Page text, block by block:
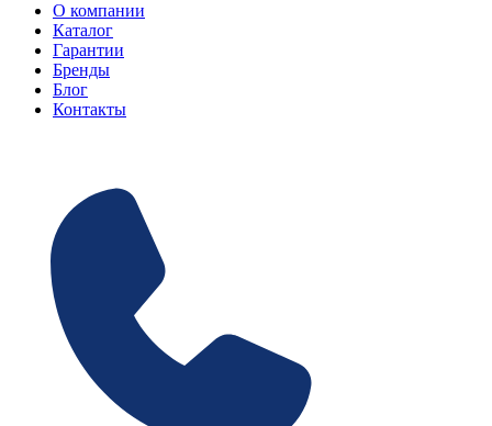
О компании
Каталог
Гарантии
Бренды
Блог
Контакты